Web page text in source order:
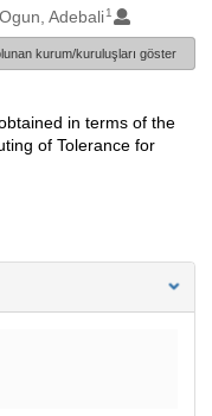
Ogun, Adebali 1
kurum/kuruluşları göster
in terms of the
of Tolerance for